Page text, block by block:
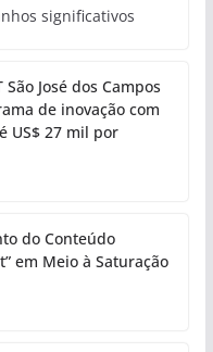
significativos
José dos Campos
de inovação com
US$ 27 mil por
do Conteúdo
em Meio à Saturação